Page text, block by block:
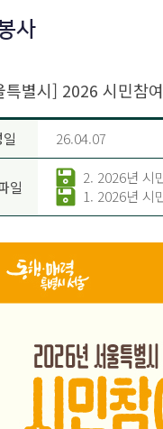
사
특별시] 2026 시민참
26.04.07
일
2. 2026년 시
1. 2026년 시